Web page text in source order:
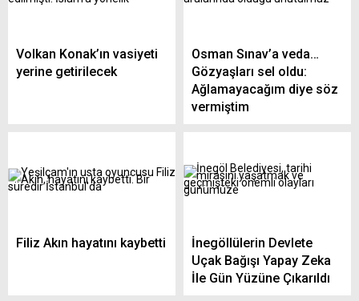
Volkan Konak’ın vasiyeti
yerine getirilecek
Osman Sınav’a veda…
Gözyaşları sel oldu:
Ağlamayacağım diye söz
vermiştim
Filiz Akın hayatını kaybetti
İnegöllülerin Devlete
Uçak Bağışı Yapay Zeka
İle Gün Yüzüne Çıkarıldı